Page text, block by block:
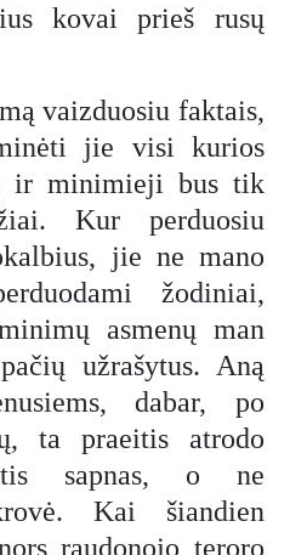
kovai prieš rusų
vaizduosiu faktais,
jie visi kurios
ir minimieji bus tik
Kur perduosiu
jie ne mano
žodiniai,
asmenų man
užrašytus. Aną
dabar, po
ta praeitis atrodo
sapnas, o ne
Kai šiandien
raudonojo teroro